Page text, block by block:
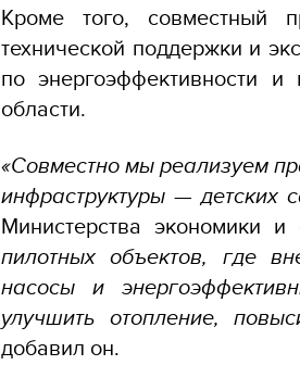
Кроме того, совместный
технической поддержки и
по энергоэффективности
области.
«Совместно мы реализуем
инфраструктуры — детских
Министерства экономики и
пилотных объектов, где
насосы и
улучшить отопление,
добавил он.